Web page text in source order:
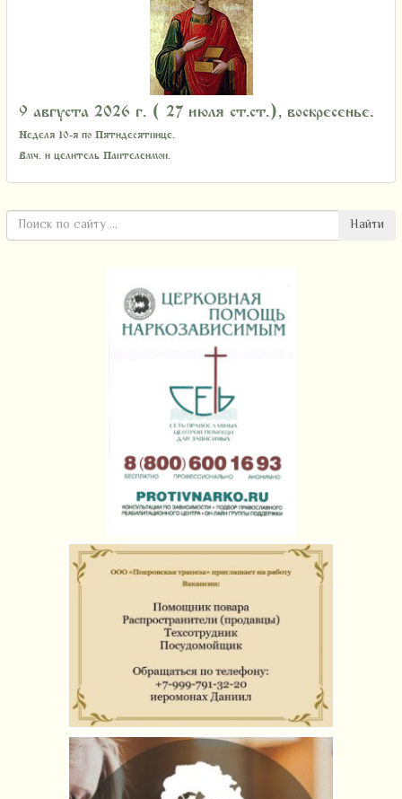
9 августа 2026 г. ( 27 июля ст.ст.), воскресенье.
Неделя 10-я по Пятидесятнице.
Вмч. и целитель Пантелеимон.
Найти